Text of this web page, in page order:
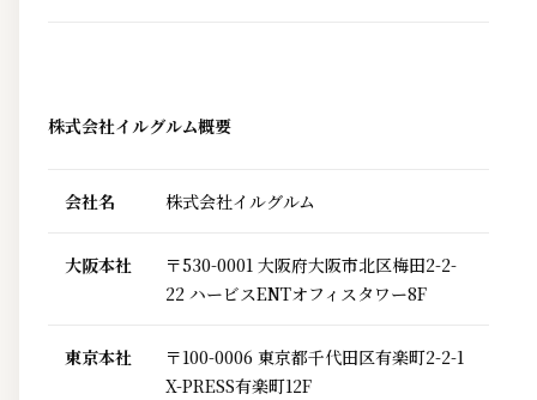
株式会社イルグルム概要
会社名 株式会社イルグルム
大阪本社
〒530-0001 大阪府大阪市北区梅田2-2-
22 ハービスENTオフィスタワー8F
東京本社
〒100-0006 東京都千代田区有楽町2-2-1
X-PRESS有楽町12F